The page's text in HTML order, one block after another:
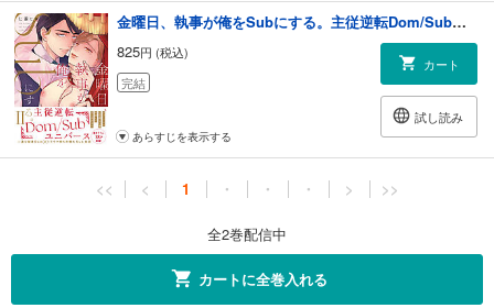
金曜日、執事が俺をSubにする。主従逆転Dom/Subユニバース【単行本版】2【電子限定特典付き】
825円 (税込)
完結
カート
試し読み
あらすじを表示する
<< < 1 ・ ・ ・ > >>
全2巻配信中
カートに全巻入れる